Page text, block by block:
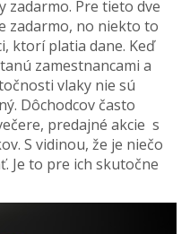
zadarmo. Pre tieto dve
zadarmo, no niekto to
ktorí platia dane. Keď
zamestnancami a
vlaky nie sú
Dôchodcov často
predajné akcie s
S vidinou, že je niečo
Je to pre ich skutočne